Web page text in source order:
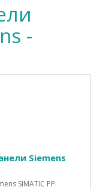
-
Siemens
SIMATIC PP.